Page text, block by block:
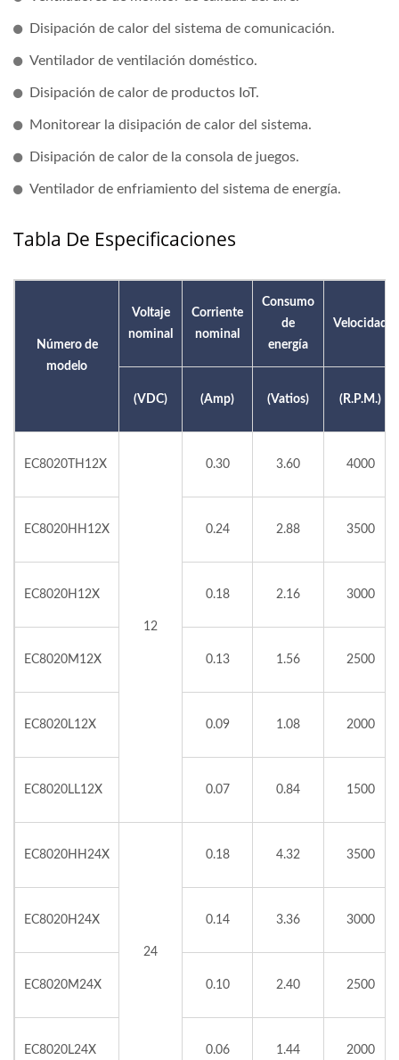
Disipación de calor del sistema de comunicación.
Ventilador de ventilación doméstico.
Disipación de calor de productos IoT.
Monitorear la disipación de calor del sistema.
Disipación de calor de la consola de juegos.
Ventilador de enfriamiento del sistema de energía.
Tabla De Especificaciones
Número de
modelo
Voltaje
nominal
Corriente
nominal
Consumo
de
energía
Velocidad
(VDC) (Amp) (Vatios) (R.P.M.)
EC8020TH12X
12
0.30 3.60 4000
EC8020HH12X 0.24 2.88 3500
EC8020H12X 0.18 2.16 3000
EC8020M12X 0.13 1.56 2500
EC8020L12X 0.09 1.08 2000
EC8020LL12X 0.07 0.84 1500
EC8020HH24X
24
0.18 4.32 3500
EC8020H24X 0.14 3.36 3000
EC8020M24X 0.10 2.40 2500
EC8020L24X 0.06 1.44 2000